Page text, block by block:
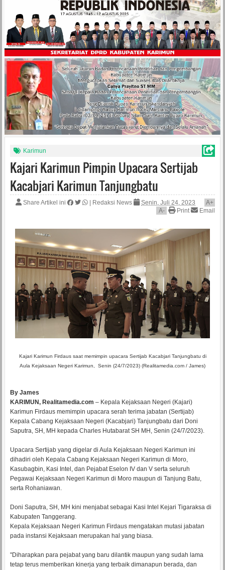
Karimun
Kajari Karimun Pimpin Upacara Sertijab
Kacabjari Karimun Tanjungbatu
Share Artikel ini Redaksi News Senin, Juli 24, 2023 A+
A- Print Email
Kajari Karimun Firdaus saat memimpin upacara Sertijab Kacabjari Tanjungbatu di
Aula Kejaksaan Negeri Karimun, Senin (24/7/2023) (Realitamedia.com / James)
By James
KARIMUN, Realitamedia.com – Kepala Kejaksaan Negeri (Kajari)
Karimun Firdaus memimpin upacara serah terima jabatan (Sertijab)
Kepala Cabang Kejaksaan Negeri (Kacabjari) Tanjungbatu dari Doni
Saputra, SH, MH kepada Charles Hutabarat SH MH, Senin (24/7/2023).
Upacara Sertijab yang digelar di Aula Kejaksaan Negeri Karimun ini
dihadiri oleh Kepala Cabang Kejaksaan Negeri Karimun di Moro,
Kasubagbin, Kasi Intel, dan Pejabat Eselon IV dan V serta seluruh
Pegawai Kejaksaan Negeri Karimun di Moro maupun di Tanjung Batu,
serta Rohaniawan.
Doni Saputra, SH, MH kini menjabat sebagai Kasi Intel Kejari Tigaraksa di
Kabupaten Tanggerang.
Kepala Kejaksaan Negeri Karimun Firdaus mengatakan mutasi jabatan
pada instansi Kejaksaan merupakan hal yang biasa.
"Diharapkan para pejabat yang baru dilantik maupun yang sudah lama
tetap terus memberikan kinerja yang terbaik dimanapun berada, dan